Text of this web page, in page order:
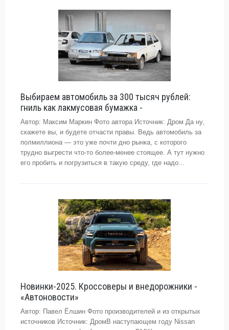
Выбираем автомобиль за 300 тысяч рублей:
гниль как лакмусовая бумажка -
Автор: Максим Маркин Фото автора Источник: Дром Да ну,
скажете вы, и будете отчасти правы. Ведь автомобиль за
полмиллиона — это уже почти дно рынка, с которого
трудно выгрести что-то более-менее стоящее. А тут нужно
его пробить и погрузиться в такую среду, где надо...
Новинки-2025. Кроссоверы и внедорожники -
«Автоновости»
Автор: Павел Ёлшин Фото производителей и из открытых
источников Источник: ДромВ наступающем году Nissan